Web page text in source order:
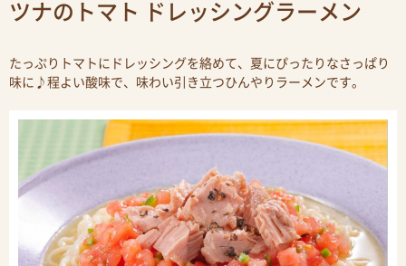
ツナのトマト ドレッシングラーメン
たっぷりトマトにドレッシングを絡めて、夏にぴったりなさっぱり
味に♪程よい酸味で、味わい引き立つひんやりラーメンです。